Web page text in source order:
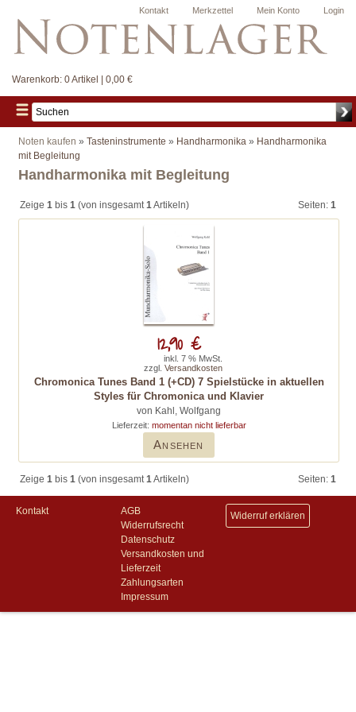
Login
Mein Konto
Merkzettel
Kontakt
Warenkorb: 0 Artikel | 0,00 €
Noten kaufen » Tasteninstrumente » Handharmonika » Handharmonika
mit Begleitung
Handharmonika mit Begleitung
Zeige 1 bis 1 (von insgesamt1Artikeln) Seiten: 1
Chromonica Tunes Band 1 (+CD) 7 Spielstücke in aktuellen
Styles für Chromonica und Klavier
von Kahl, Wolfgang
Lieferzeit: momentan nicht lieferbar
Ansehen
12,90 €
inkl. 7 % MwSt.
zzgl. Versandkosten
Zeige 1 bis 1 (von insgesamt1Artikeln) Seiten: 1
Kontakt
AGB
Widerrufsrecht
Datenschutz
Versandkosten und
Lieferzeit
Zahlungsarten
Impressum
Widerruf erklären